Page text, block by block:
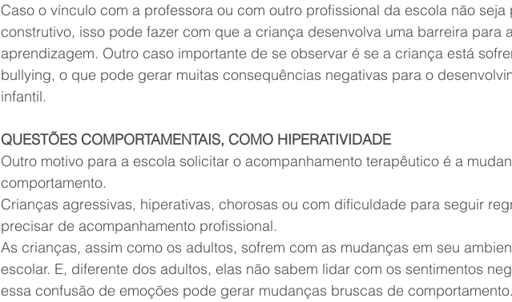
Caso o vínculo com a professora ou com outro profissional da escola não seja
construtivo, isso pode fazer com que a criança desenvolva uma barreira para
aprendizagem. Outro caso importante de se observar é se a criança está
bullying, o que pode gerar muitas consequências negativas para o
infantil.
QUESTÕES COMPORTAMENTAIS, COMO HIPERATIVIDADE
Outro motivo para a escola solicitar o acompanhamento terapêutico é a
comportamento.
Crianças agressivas, hiperativas, chorosas ou com dificuldade para seguir
precisar de acompanhamento profissional.
As crianças, assim como os adultos, sofrem com as mudanças em seu
escolar. E, diferente dos adultos, elas não sabem lidar com os sentimentos
essa confusão de emoções pode gerar mudanças bruscas de comportamento.